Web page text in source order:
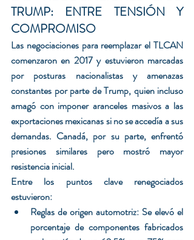
TRUMP: ENTRE TENSIÓN Y
COMPROMISO
Las negociaciones para reemplazar el TLCAN
comenzaron en 2017 y estuvieron marcadas
por posturas nacionalistas y amenazas
constantes por parte de Trump, quien incluso
amagó con imponer aranceles masivos a las
exportaciones mexicanas si no se accedía a sus
demandas. Canadá, por su parte, enfrentó
presiones similares pero mostró mayor
resistencia inicial.
Entre los puntos clave renegociados
estuvieron:
Reglas de origen automotriz: Se elevó el
porcentaje de componentes fabricados